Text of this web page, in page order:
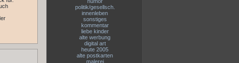
politik/gesellsch.
innenleben
sonstiges
kommentar
liebe kinder
alte werbung
digital art
heute 2005
alte postkarten
malerei